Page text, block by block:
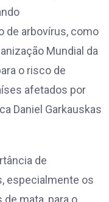
de arbovírus, como
Mundial da
o risco de
afetados por
Daniel Garkauskas
de
especialmente os
mata, para o